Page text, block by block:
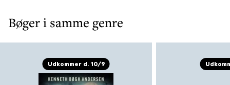
Bøger i samme genre
Udkommer d. 10/9